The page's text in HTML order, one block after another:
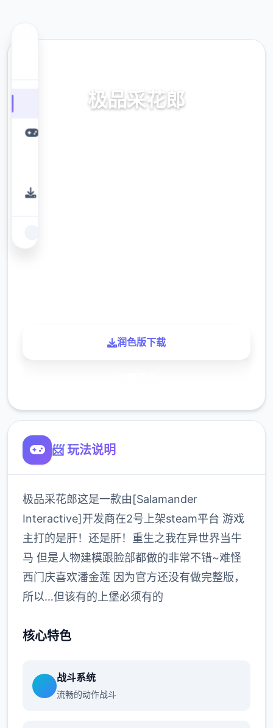
极品采花郎
润色版下载
📨 玩法说明
极品采花郎这是一款由[Salamander
Interactive]开发商在2号上架steam平台 游戏
主打的是肝！还是肝！重生之我在异世界当牛
马 但是人物建模跟脸部都做的非常不错~难怪
西门庆喜欢潘金莲 因为官方还没有做完整版，
所以…但该有的上堡必须有的
核心特色
战斗系统
流畅的动作战斗